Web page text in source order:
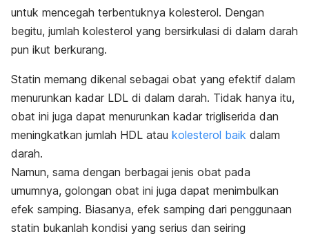
untuk mencegah terbentuknya kolesterol. Dengan
begitu, jumlah kolesterol yang bersirkulasi di dalam darah
pun ikut berkurang.
Statin memang dikenal sebagai obat yang efektif dalam
menurunkan kadar LDL di dalam darah. Tidak hanya itu,
obat ini juga dapat menurunkan kadar trigliserida dan
meningkatkan jumlah HDL atau kolesterol baik dalam
darah.
Namun, sama dengan berbagai jenis obat pada
umumnya, golongan obat ini juga dapat menimbulkan
efek samping. Biasanya, efek samping dari penggunaan
statin bukanlah kondisi yang serius dan seiring